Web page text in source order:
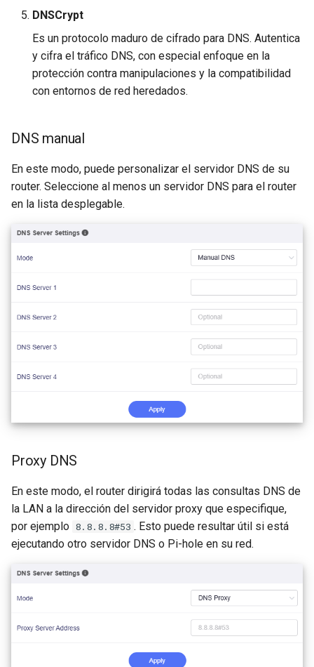
DNSCrypt
Es un protocolo maduro de cifrado para DNS. Autentica
y cifra el tráfico DNS, con especial enfoque en la
protección contra manipulaciones y la compatibilidad
con entornos de red heredados.
DNS manual
En este modo, puede personalizar el servidor DNS de su
router. Seleccione al menos un servidor DNS para el router
en la lista desplegable.
Proxy DNS
En este modo, el router dirigirá todas las consultas DNS de
la LAN a la dirección del servidor proxy que especifique,
por ejemplo 8.8.8.8#53 . Esto puede resultar útil si está
ejecutando otro servidor DNS o Pi-hole en su red.